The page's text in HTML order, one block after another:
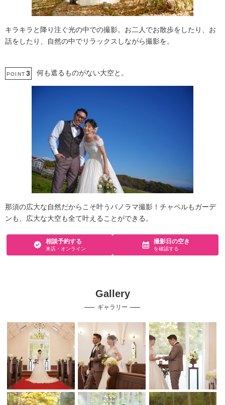
キラキラと降り注ぐ光の中での撮影。お二人でお散歩をしたり、お
話をしたり、自然の中でリラックスしながら撮影を。
POINT 3 何も遮るものがない大空と。
那須の広大な自然だからこそ叶うパノラマ撮影！チャペルもガーデ
ンも、広大な大空も全て叶えることができる。
相談予約する
来店・オンライン
撮影日の空き
を確認する
Gallery
ギャラリー